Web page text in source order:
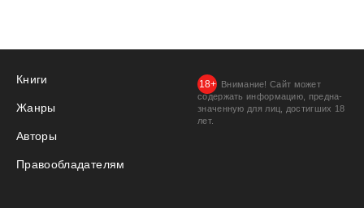
Книги
Жанры
Авторы
Правообладателям
Внимание! Сайт может
содержать информацию, предна­
значенную для лиц, дости­гших 18
лет.